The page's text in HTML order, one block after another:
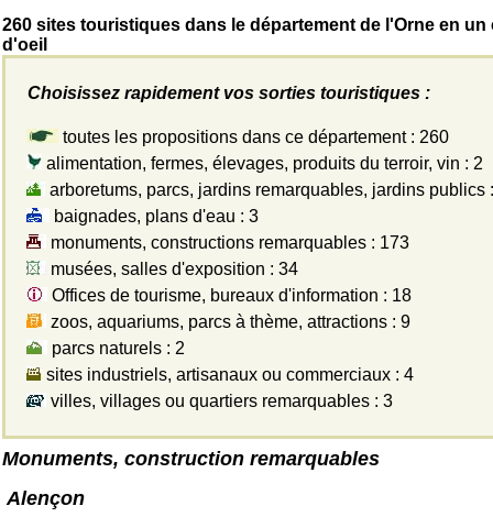
260 sites touristiques dans le département de l'Orne en un
d'oeil
Choisissez rapidement vos sorties touristiques :
toutes les propositions dans ce département : 260
alimentation, fermes, élevages, produits du terroir, vin : 2
arboretums, parcs, jardins remarquables, jardins publics
baignades, plans d'eau : 3
monuments, constructions remarquables : 173
musées, salles d'exposition : 34
Offices de tourisme, bureaux d'information : 18
zoos, aquariums, parcs à thème, attractions : 9
parcs naturels : 2
sites industriels, artisanaux ou commerciaux : 4
villes, villages ou quartiers remarquables : 3
Monuments, construction remarquables
Alençon